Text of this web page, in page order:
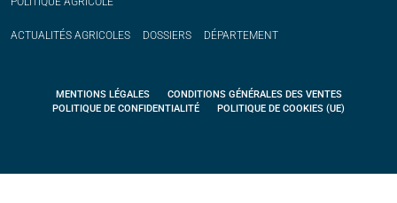
ACTUALITÉS AGRICOLES DOSSIERS DÉPARTEMENT
MENTIONS LÉGALES
CONDITIONS GÉNÉRALES DES VENTES
POLITIQUE DE CONFIDENTIALITÉ
POLITIQUE DE COOKIES (UE)